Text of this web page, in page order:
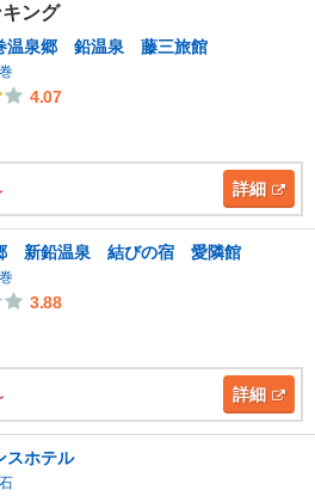
ング
温泉郷 鉛温泉 藤三旅館
4.07
詳細
新鉛温泉 結びの宿 愛隣館
3.88
詳細
スホテル